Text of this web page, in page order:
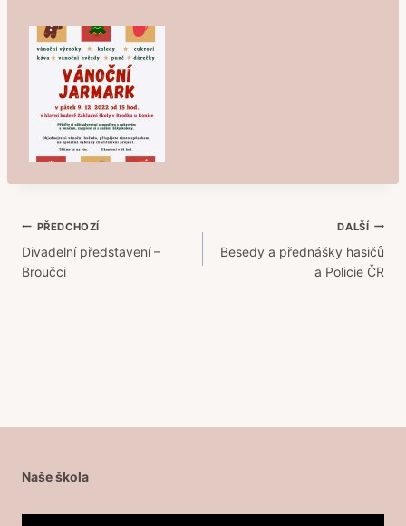
Navigace
pro
PŘEDCHOZÍ
Divadelní představení –
Broučci
DALŠÍ
Besedy a přednášky hasičů
a Policie ČR
Naše škola